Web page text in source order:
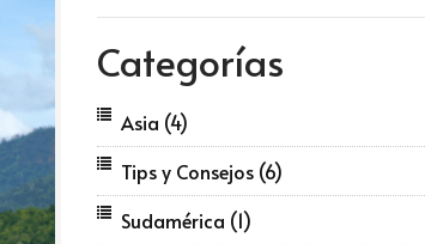
Categorías
Asia (4)
Tips y Consejos (6)
Sudamérica (1)